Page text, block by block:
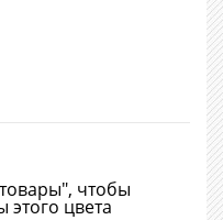
чтобы
этого цвета